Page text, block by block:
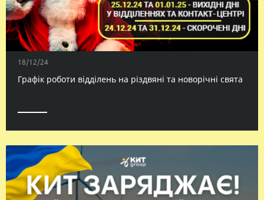
18/12/24
Графік роботи відділень на різдвяні та новорічні свята